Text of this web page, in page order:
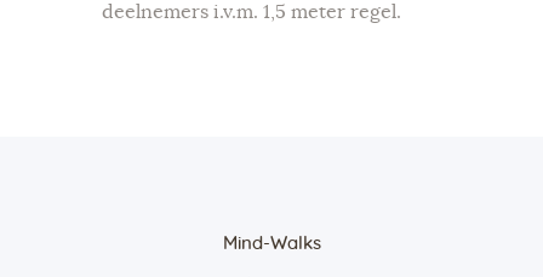
deelnemers i.v.m. 1,5 meter regel.
Mind-Walks